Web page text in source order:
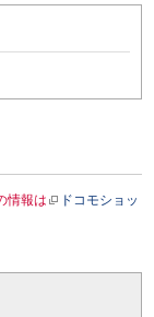
情報は
ドコモショッ